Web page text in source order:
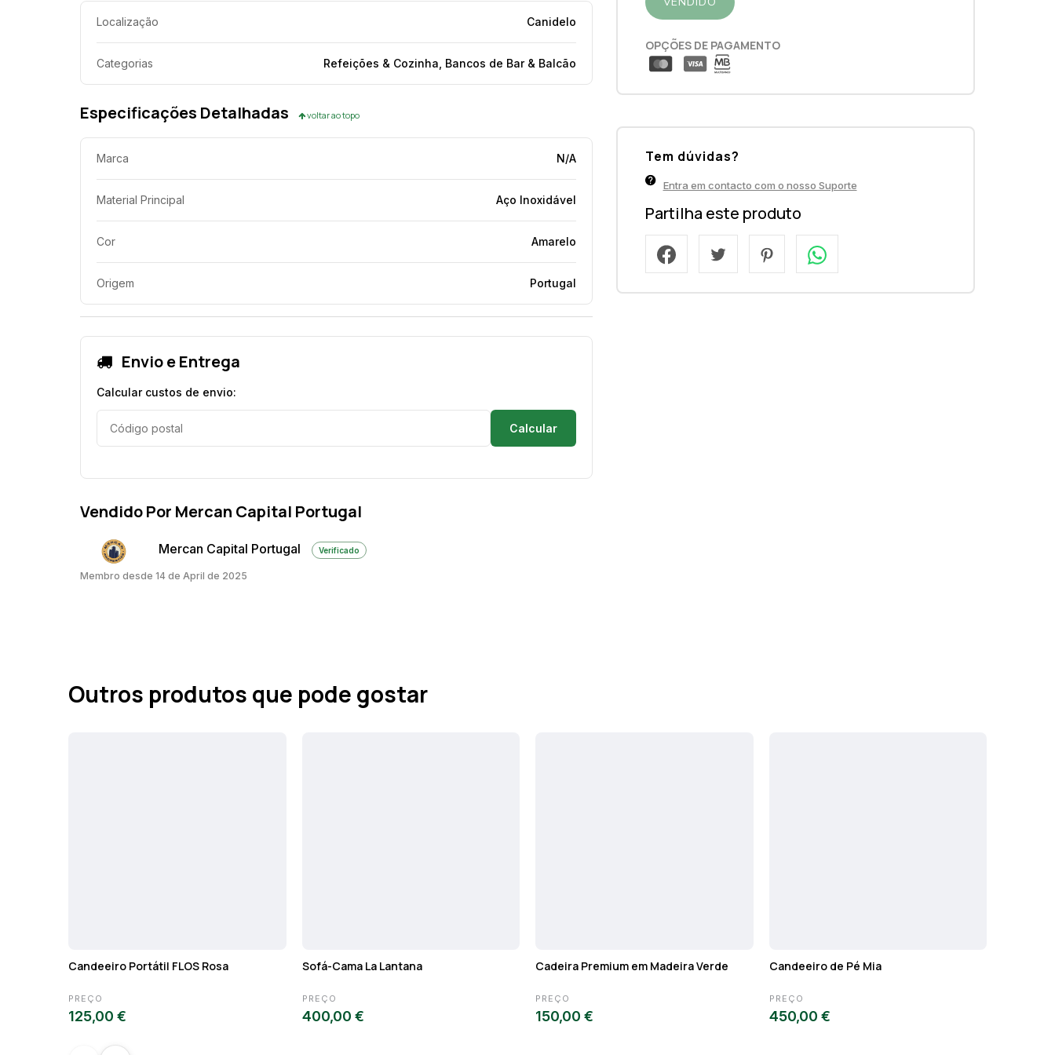
Localização Canidelo
Categorias Refeições & Cozinha, Bancos de Bar & Balcão
Especificações Detalhadas voltar ao topo
Marca N/A
Material Principal Aço Inoxidável
Cor Amarelo
Origem Portugal
Envio e Entrega
Calcular custos de envio:
Calcular
Vendido Por Mercan Capital Portugal
Mercan Capital Portugal Verificado
Membro desde 14 de April de 2025
OPÇÕES DE PAGAMENTO
Tem dúvidas?
Entra em contacto com o nosso Suporte
Partilha este produto
Outros produtos que pode gostar
Candeeiro Portátil FLOS Rosa
PREÇO
125,00 €
Sofá-Cama La Lantana
PREÇO
400,00 €
Cadeira Premium em Madeira Verde
PREÇO
150,00 €
Candeeiro de Pé Mia
PREÇO
450,00 €